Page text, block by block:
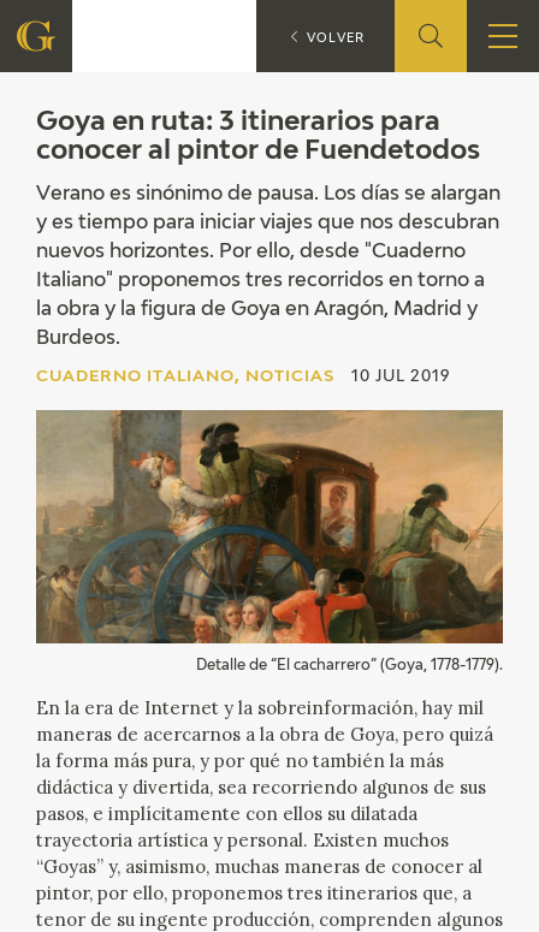
FUNDACIÓN
CENTRO DE INVESTIGACIÓN Y DOCUMENTACIÓN
PROGRAMACIÓN
EXPOSICIONES
ACTIVIDADES
SALA DE PRENSA
BLOG CUADERNO ITALIANO
FRANCISCO DE GOYA
Goya en ruta: 3 itinerarios para
conocer al pintor de Fuendetodos
Verano es sinónimo de pausa. Los días se alargan
y es tiempo para iniciar viajes que nos descubran
nuevos horizontes. Por ello, desde "Cuaderno
Italiano" proponemos tres recorridos en torno a
la obra y la figura de Goya en Aragón, Madrid y
Burdeos.
CUADERNO ITALIANO, NOTICIAS 10 JUL 2019
Detalle de “El cacharrero” (Goya, 1778-1779).
En la era de Internet y la sobreinformación, hay mil
maneras de acercarnos a la obra de Goya, pero quizá
la forma más pura, y por qué no también la más
didáctica y divertida, sea recorriendo algunos de sus
pasos, e implícitamente con ellos su dilatada
trayectoria artística y personal. Existen muchos
“Goyas” y, asimismo, muchas maneras de conocer al
pintor, por ello, proponemos tres itinerarios que, a
tenor de su ingente producción, comprenden algunos
CUADERNO ITALIANO
VOLVER